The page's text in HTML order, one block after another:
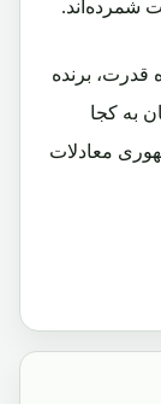
شمرده‌اند.
قدرت، برنده
به کجا
معادلات